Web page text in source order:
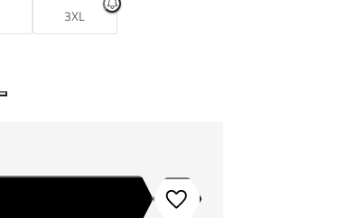
3XL
Toevoegen aan verlanglijstje